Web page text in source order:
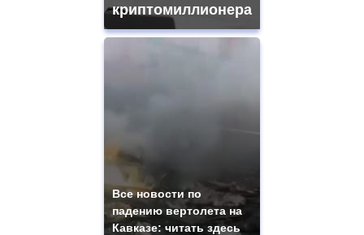
криптомиллионера
Все новости по
падению вертолета на
Кавказе: читать здесь